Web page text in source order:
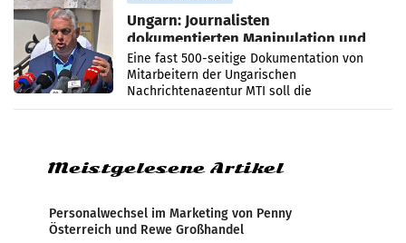
Ungarn: Journalisten
dokumentierten Manipulation und
Zensur
Eine fast 500-seitige Dokumentation von
Mitarbeitern der Ungarischen
Nachrichtenagentur MTI soll die
systematische Nachrichten-Manipulation und
Meistgelesene Artikel
Personalwechsel im Marketing von Penny
Österreich und Rewe Großhandel